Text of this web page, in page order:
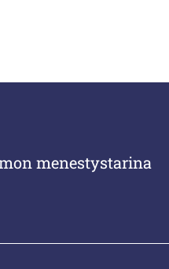
menestystarina